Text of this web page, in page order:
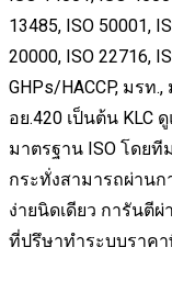
13485, ISO 50001,
20000, ISO 22716,
GHPs/HACCP, มรท.,
อย.420 เป็นต้น KLC
มาตรฐาน ISO โดย
กระทั่งสามารถผ่าน
ง่ายนิดเดียว การันตี
ที่ปรึษาทำระบบราคา